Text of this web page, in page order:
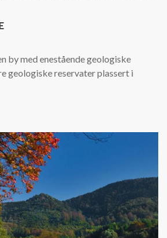
by med enestående geologiske
geologiske reservater plassert i